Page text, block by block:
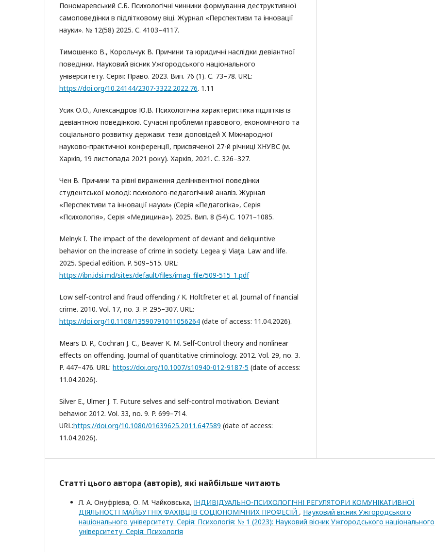
Пономаревський С.Б. Психологічні чинники формування деструктивної
самоповедінки в підлітковому віці. Журнал «Перспективи та інновації
науки». № 12(58) 2025. С. 4103–4117.
Тимошенко В., Корольчук В. Причини та юридичні наслідки девіантної
поведінки. Науковий вісник Ужгородського національного
університету. Серія: Право. 2023. Вип. 76 (1). С. 73–78. URL:
https://doi.org/10.24144/2307-3322.2022.76. 1.11
Усик О.О., Александров Ю.В. Психологічна характеристика підлітків із
девіантною поведінкою. Сучасні проблеми правового, економічного та
соціального розвитку держави: тези доповідей Х Міжнародної
науково-практичної конференції, присвяченої 27-й річниці ХНУВС (м.
Харків, 19 листопада 2021 року). Харків, 2021. С. 326–327.
Чен В. Причини та рівні вираження делінквентної поведінки
студентської молоді: психолого-педагогічний аналіз. Журнал
«Перспективи та інновації науки» (Серія «Педагогіка», Серія
«Психологія», Серія «Медицина»). 2025. Вип. 8 (54).С. 1071–1085.
Melnyk I. The impact of the development of deviant and deliquintive
behavior on the increase of crime in society. Legea şi Viaţa. Law and life.
2025. Special edition. P. 509–515. URL:
https://ibn.idsi.md/sites/default/files/imag_file/509-515_1.pdf
Low self-control and fraud offending / K. Holtfreter et al. Journal of financial
crime. 2010. Vol. 17, no. 3. P. 295–307. URL:
https://doi.org/10.1108/13590791011056264 (date of access: 11.04.2026).
Mears D. P., Cochran J. C., Beaver K. M. Self-Control theory and nonlinear
effects on offending. Journal of quantitative criminology. 2012. Vol. 29, no. 3.
P. 447–476. URL: https://doi.org/10.1007/s10940-012-9187-5 (date of access:
11.04.2026).
Silver E., Ulmer J. T. Future selves and self-control motivation. Deviant
behavior. 2012. Vol. 33, no. 9. P. 699–714.
URL:https://doi.org/10.1080/01639625.2011.647589 (date of access:
11.04.2026).
Статті цього автора (авторів), які найбільше читають
Л. А. Онуфрієва, О. М. Чайковська, ІНДИВІДУАЛЬНО-ПСИХОЛОГІЧНІ РЕГУЛЯТОРИ КОМУНІКАТИВНОЇ
ДІЯЛЬНОСТІ МАЙБУТНІХ ФАХІВЦІВ СОЦІОНОМІЧНИХ ПРОФЕСІЙ , Науковий вісник Ужгородського
національного університету. Серія: Психологія: № 1 (2023): Науковий вісник Ужгородського національного
університету. Серія: Психологія